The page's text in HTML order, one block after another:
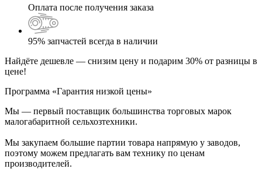
Оплата после получения заказа
95% запчастей всегда в наличии
Найдёте дешевле — снизим цену и подарим 30% от разницы в
цене!
Программа «Гарантия низкой цены»
Мы — первый поставщик большинства торговых марок
малогабаритной сельхозтехники.
Мы закупаем большие партии товара напрямую у заводов,
поэтому можем предлагать вам технику по ценам
производителей.